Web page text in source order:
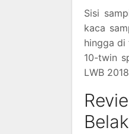
Sisi
kaca
hingga di
10-twin
LWB